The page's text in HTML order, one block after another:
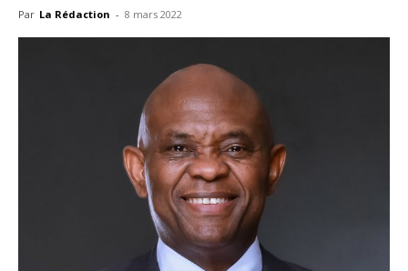
Par La Rédaction - 8 mars 2022